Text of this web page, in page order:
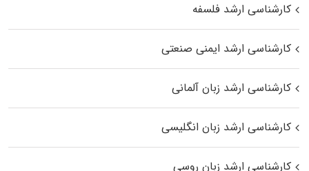
کارشناسی ارشد فلسفه
کارشناسی ارشد ایمنی صنعتی
کارشناسی ارشد زبان آلمانی
کارشناسی ارشد زبان انگلیسی
کارشناسی ارشد زبان روسی